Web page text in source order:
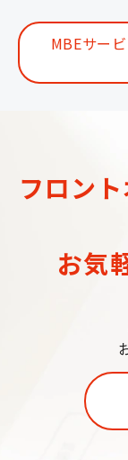
MBEサー
フロン
お気